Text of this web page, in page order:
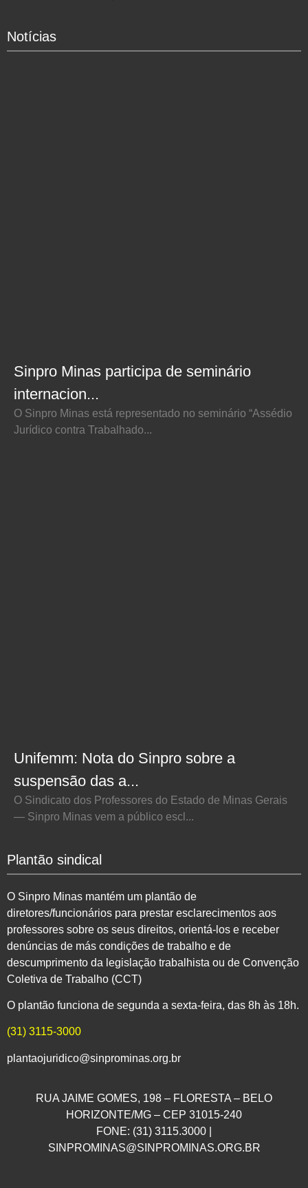
Notícias
Sinpro Minas participa de seminário
internacion...
O Sinpro Minas está representado no seminário “Assédio
Jurídico contra Trabalhado...
Unifemm: Nota do Sinpro sobre a
suspensão das a...
O Sindicato dos Professores do Estado de Minas Gerais
— Sinpro Minas vem a público escl...
Plantão sindical
O Sinpro Minas mantém um plantão de
diretores/funcionários para prestar esclarecimentos aos
professores sobre os seus direitos, orientá-los e receber
denúncias de más condições de trabalho e de
descumprimento da legislação trabalhista ou de Convenção
Coletiva de Trabalho (CCT)
O plantão funciona de segunda a sexta-feira, das 8h às 18h.
(31) 3115-3000
plantaojuridico@sinprominas.org.br
RUA JAIME GOMES, 198 – FLORESTA – BELO
HORIZONTE/MG – CEP 31015-240
FONE: (31) 3115.3000 |
SINPROMINAS@SINPROMINAS.ORG.BR